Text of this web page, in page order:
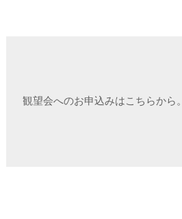
観望会へのお申込みはこちらから。